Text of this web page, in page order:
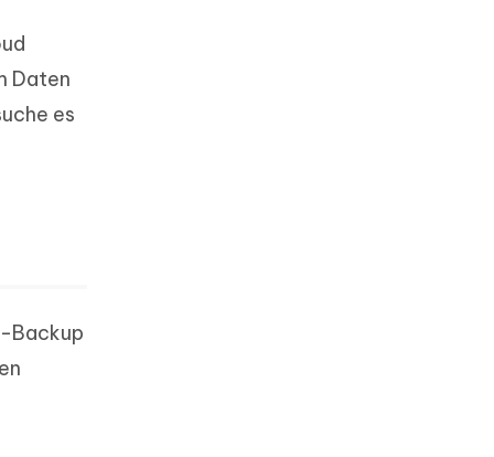
Daten
es
Backup